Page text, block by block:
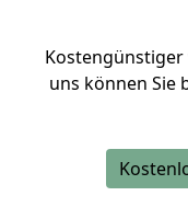
uns können Sie